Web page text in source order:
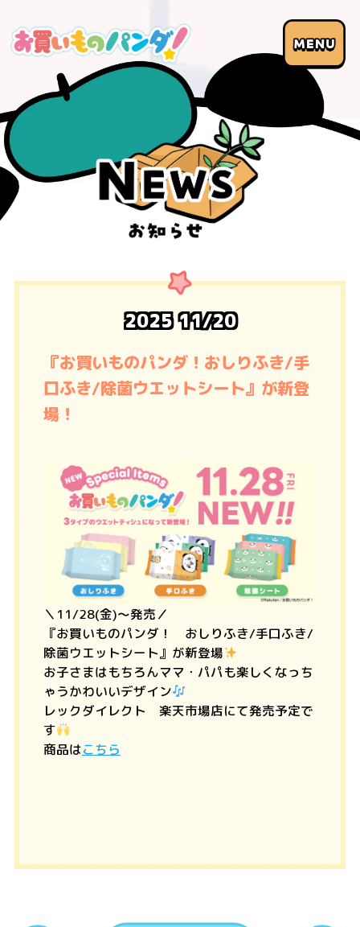
202511/20
『お買いものパンダ！おしりふき/手
口ふき/除菌ウエットシート』が新登
場！
＼11/28(金)〜発売／
『お買いものパンダ！ おしりふき/手口ふき/
除菌ウエットシート』が新登場
お子さまはもちろんママ・パパも楽しくなっち
ゃうかわいいデザイン
レックダイレクト 楽天市場店にて発売予定で
す
商品はこちら